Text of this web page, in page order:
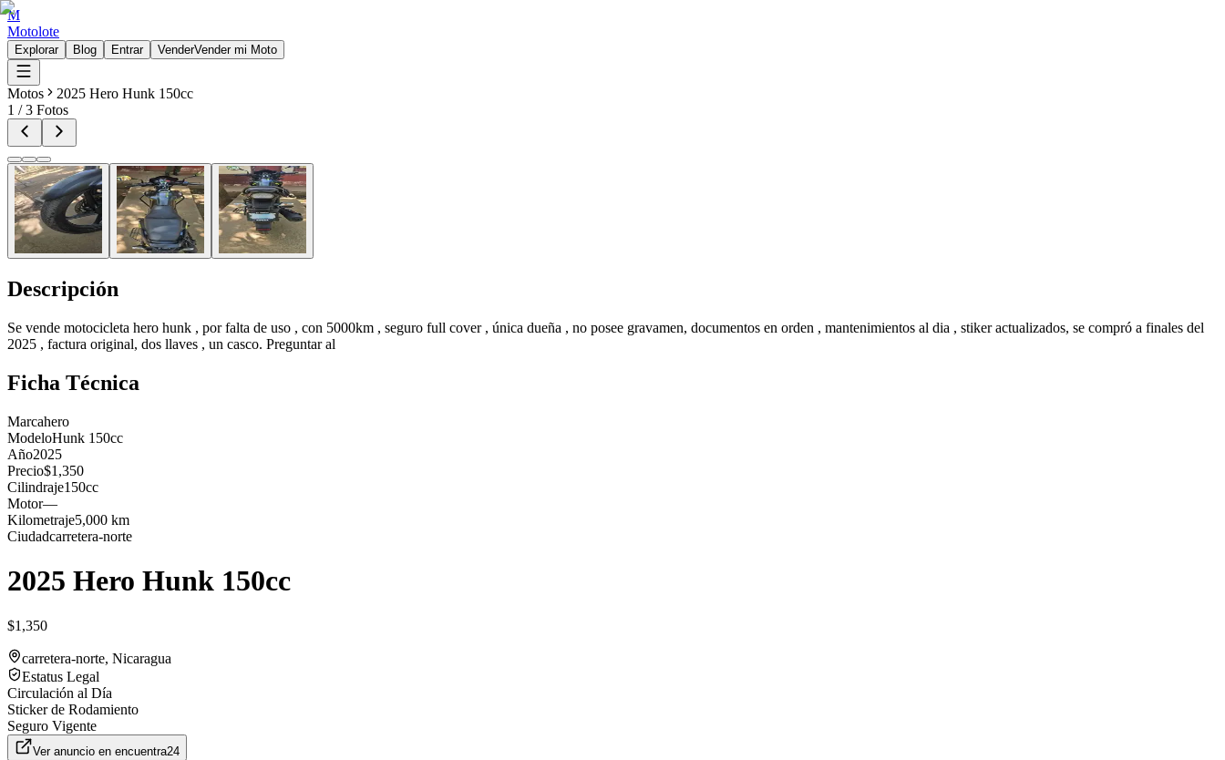
M
Motolote
Explorar Blog Entrar VenderVender mi Moto
Motos
2025 Hero Hunk 150cc
1 /3 Fotos
Descripción
Se vende motocicleta hero hunk , por falta de uso , con 5000km , seguro full cover , única dueña , no posee gravamen, documentos en orden , mantenimientos al dia , stiker actualizados, se compró a finales del
2025 , factura original, dos llaves , un casco. Preguntar al
Ficha Técnica
Marcahero
ModeloHunk 150cc
Año2025
Precio$1,350
Cilindraje150cc
Motor—
Kilometraje5,000 km
Ciudadcarretera-norte
2025 Hero Hunk 150cc
$1,350
carretera-norte, Nicaragua
Estatus Legal
Circulación al Día
Sticker de Rodamiento
Seguro Vigente
Ver anuncio en encuentra24